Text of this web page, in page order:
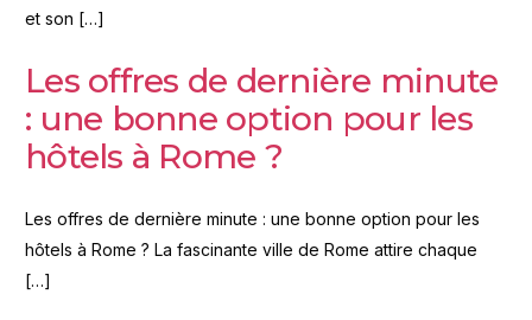
et son […]
Les offres de dernière minute
: une bonne option pour les
hôtels à Rome ?
Les offres de dernière minute : une bonne option pour les
hôtels à Rome ? La fascinante ville de Rome attire chaque
[…]